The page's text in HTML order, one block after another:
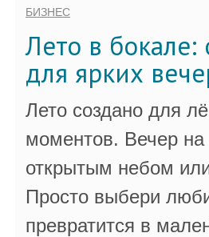
БИЗНЕС
Лето в
для ярких
Лето создано для
моментов. Вечер на
открытым небом
Просто выбери
превратится в